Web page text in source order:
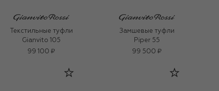
Текстильные туфли
Gianvito 105
99 100 ₽
Замшевые туфли
Piper 55
99 500 ₽